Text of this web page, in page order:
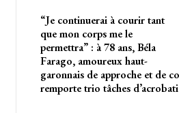
“Je continuerai à courir tant
que mon corps me le
permettra” : à 78 ans, Béla
Farago, amoureux haut-
garonnais de approche et de
remporte trio tâches